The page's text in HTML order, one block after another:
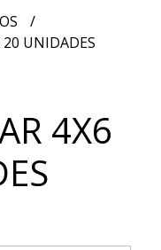
20 UNIDADES
4X6